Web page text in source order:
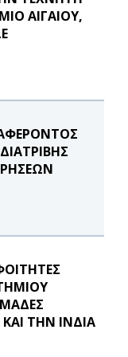
ΑΙΓΑΙΟΥ,
ΤΗΝ ΙΝΔΙΑ